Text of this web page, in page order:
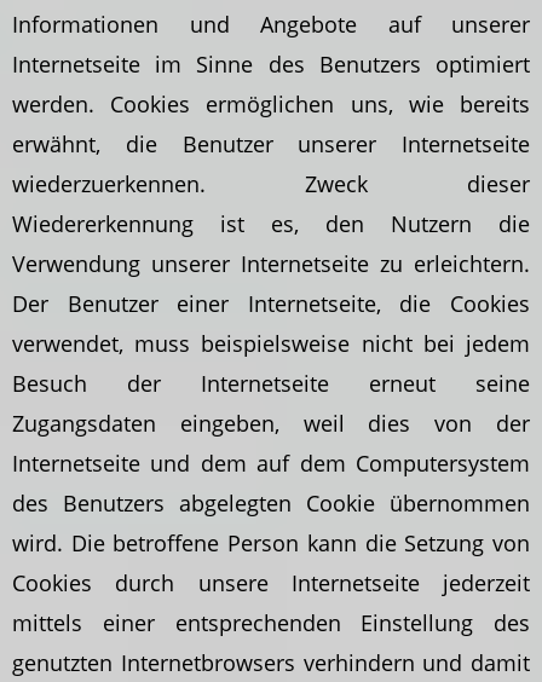
Informationen und Angebote auf unserer
Internetseite im Sinne des Benutzers optimiert
werden. Cookies ermöglichen uns, wie bereits
erwähnt, die Benutzer unserer Internetseite
wiederzuerkennen. Zweck dieser
Wiedererkennung ist es, den Nutzern die
Verwendung unserer Internetseite zu erleichtern.
Der Benutzer einer Internetseite, die Cookies
verwendet, muss beispielsweise nicht bei jedem
Besuch der Internetseite erneut seine
Zugangsdaten eingeben, weil dies von der
Internetseite und dem auf dem Computersystem
des Benutzers abgelegten Cookie übernommen
wird. Die betroffene Person kann die Setzung von
Cookies durch unsere Internetseite jederzeit
mittels einer entsprechenden Einstellung des
genutzten Internetbrowsers verhindern und damit